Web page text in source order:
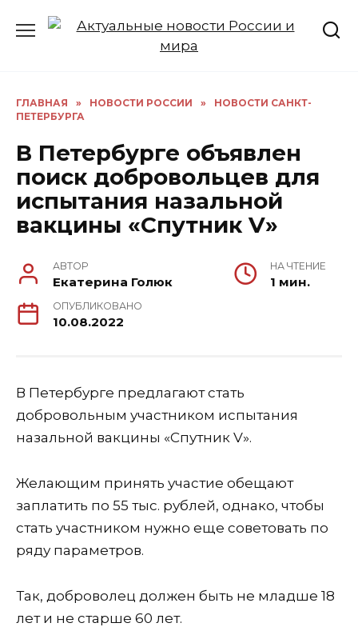
ГЛАВНАЯ » НОВОСТИ РОССИИ »
НОВОСТИ САНКТ-
ПЕТЕРБУРГА
В Петербурге объявлен
поиск добровольцев для
испытания назальной
вакцины «Спутник V»
АВТОР
Екатерина Голюк
НА ЧТЕНИЕ
1 мин.
ОПУБЛИКОВАНО
10.08.2022
В Петербурге предлагают стать
добровольным участником испытания
назальной вакцины «Спутник V».
Желающим принять участие обещают
заплатить по 55 тыс. рублей, однако, чтобы
стать участником нужно еще советовать по
ряду параметров.
Так, доброволец должен быть не младше 18
лет и не старше 60 лет.